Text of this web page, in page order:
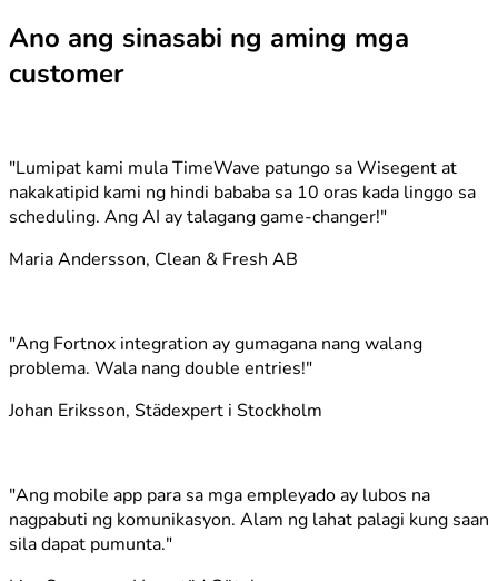
Ano ang sinasabi ng aming mga
customer
"Lumipat kami mula TimeWave patungo sa Wisegent at
nakakatipid kami ng hindi bababa sa 10 oras kada linggo sa
scheduling. Ang AI ay talagang game-changer!"
Maria Andersson, Clean & Fresh AB
"Ang Fortnox integration ay gumagana nang walang
problema. Wala nang double entries!"
Johan Eriksson, Städexpert i Stockholm
"Ang mobile app para sa mga empleyado ay lubos na
nagpabuti ng komunikasyon. Alam ng lahat palagi kung saan
sila dapat pumunta."